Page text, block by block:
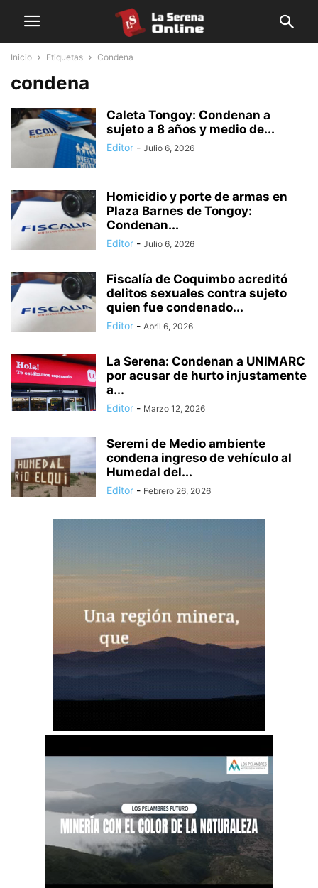
Inicio Etiquetas Condena
condena
Caleta Tongoy: Condenan a
sujeto a 8 años y medio de...
Editor - Julio 6, 2026
Homicidio y porte de armas en
Plaza Barnes de Tongoy:
Condenan...
Editor - Julio 6, 2026
Fiscalía de Coquimbo acreditó
delitos sexuales contra sujeto
quien fue condenado...
Editor - Abril 6, 2026
La Serena: Condenan a UNIMARC
por acusar de hurto injustamente
a...
Editor - Marzo 12, 2026
Seremi de Medio ambiente
condena ingreso de vehículo al
Humedal del...
Editor - Febrero 26, 2026